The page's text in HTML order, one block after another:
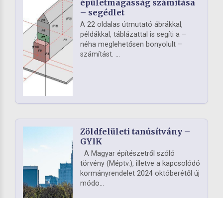
épületmagasság számítása
– segédlet
A 22 oldalas útmutató ábrákkal,
példákkal, táblázattal is segíti a –
néha meglehetősen bonyolult –
számítást. ...
Zöldfelületi tanúsítvány –
GYIK
A Magyar építészetről szóló
törvény (Méptv.), illetve a kapcsolódó
kormányrendelet 2024 októberétől új
módo...